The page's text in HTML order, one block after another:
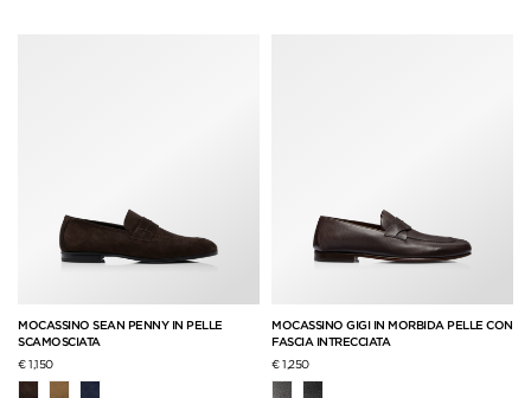
MOCASSINO SEAN PENNY IN PELLE
SCAMOSCIATA
€ 1,150
MOCASSINO GIGI IN MORBIDA PELLE CON
FASCIA INTRECCIATA
€ 1,250